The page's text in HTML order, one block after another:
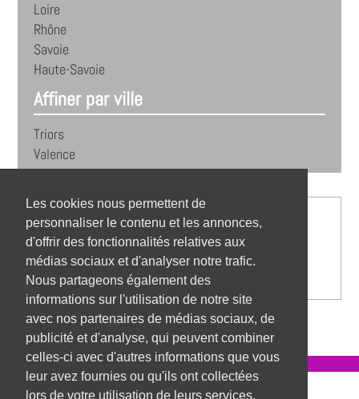
Les cookies nous permettent de
personnaliser le contenu et les annonces,
d'offrir des fonctionnalités relatives aux
médias sociaux et d'analyser notre trafic.
Nous partageons également des
informations sur l'utilisation de notre site
avec nos partenaires de médias sociaux, de
publicité et d'analyse, qui peuvent combiner
celles-ci avec d'autres informations que vous
leur avez fournies ou qu'ils ont collectées
lors de votre utilisation de leurs services.
Loire
Rhône
Savoie
Haute-Savoie
Affiner par ville
Triors
Valence
Référentiel des métiers